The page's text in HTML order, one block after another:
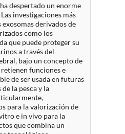
despertado un enorme
investigaciones más
derivados de
como los
que puede proteger su
a través del
bajo un concepto de
funciones e
de ser usada en futuras
la pesca y la
para la valorización de
e in vivo para la
que combina un